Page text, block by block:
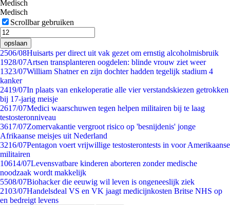
Medisch
Medisch
Scrollbar gebruiken
opslaan
2506/08Huisarts per direct uit vak gezet om ernstig alcoholmisbruik
1928/07Artsen transplanteren oogdelen: blinde vrouw ziet weer
1323/07William Shatner en zijn dochter hadden tegelijk stadium 4
kanker
2419/07In plaats van enkeloperatie alle vier verstandskiezen getrokken
bij 17-jarig meisje
2617/07Medici waarschuwen tegen helpen militairen bij te laag
testosteronniveau
3617/07Zomervakantie vergroot risico op 'besnijdenis' jonge
Afrikaanse meisjes uit Nederland
3216/07Pentagon voert vrijwillige testosterontests in voor Amerikaanse
militairen
10614/07Levensvatbare kinderen aborteren zonder medische
noodzaak wordt makkelijk
5508/07Biohacker die eeuwig wil leven is ongeneeslijk ziek
2103/07Handelsdeal VS en VK jaagt medicijnkosten Britse NHS op
en bedreigt levens